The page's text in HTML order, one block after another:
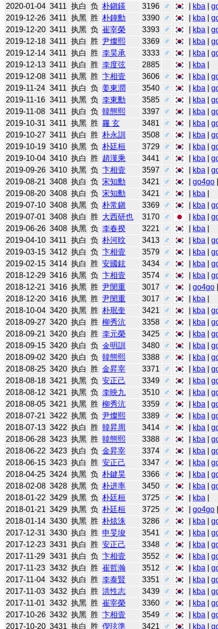
2020-01-04 3411 执白 负 朴鎭鍈 3196 ♂ kba |
2019-12-26 3411 执黑 胜 朴鐘勳 3390 ♂ kba |
2019-12-20 3411 执黑 负 崔宰榮 3393 ♂ kba |
2019-12-18 3411 执白 胜 尹燦熙 3369 ♂ kba |
2019-12-14 3411 执白 胜 李昊承 3333 ♂ kba |
2019-12-13 3411 执白 胜 李度弦 2885 kba
2019-12-08 3411 执黑 胜 卞相壹 3606 ♂ kba |
2019-11-24 3411 执白 负 姜東潤 3540 ♂ kba |
2019-11-16 3411 执黑 负 李東勳 3585 ♂ kba |
2019-11-08 3411 执白 负 韓態熙 3397 ♂ kba |
2019-10-31 3411 执黑 胜 羅 玄 3481 ♂ kba |
2019-10-27 3411 执白 胜 朴永訓 3508 ♂ kba |
2019-10-19 3410 执黑 负 朴廷桓 3729 ♂ kba |
2019-10-04 3410 执白 胜 趙漢乘 3441 ♂ kba |
2019-09-26 3410 执黑 负 卞相壹 3597 ♂ kba |
2019-08-21 3408 执白 负 宋知勳 3421 ♂ |go4go
2019-08-20 3408 执白 负 宋知勳 3421 ♂ kba
2019-07-10 3408 执黑 负 朴常鎭 3369 ♂ kba |
2019-07-01 3408 执白 胜 大西研也 3170 ♂ kba |
2019-06-26 3408 执黑 负 李春揆 3221 ♂ kba
2019-04-10 3411 执白 负 朴河旼 3413 ♂ kba |
2019-03-15 3412 执白 负 卞相壹 3579 ♂ kba |
2019-02-15 3414 执白 胜 安國鉉 3434 ♂ kba |
2018-12-29 3416 执黑 负 卞相壹 3574 ♂ kba |
2018-12-21 3416 执黑 胜 尹閔重 3017 ♂ |go4go
2018-12-20 3416 执黑 胜 尹閔重 3017 ♂ kba
2018-10-04 3420 执黑 胜 朴珉奎 3421 ♂ kba |
2018-09-27 3420 执白 胜 柳秀沆 3358 ♂ kba |
2018-09-21 3420 执白 胜 李元榮 3425 ♂ kba |
2018-09-15 3420 执白 负 金明訓 3480 ♂ kba |
2018-09-02 3420 执白 负 韓態熙 3388 ♂ kba |
2018-08-25 3420 执白 胜 金昇宰 3371 ♂ kba |
2018-08-18 3421 执黑 负 安正己 3349 ♂ kba |
2018-08-12 3421 执黑 负 李映九 3510 ♂ kba |
2018-08-05 3421 执黑 胜 柳秀沆 3359 ♂ kba |
2018-07-21 3422 执黑 负 尹燦熙 3389 ♂ kba |
2018-07-13 3422 执白 胜 韓昇周 3414 ♂ kba |
2018-06-28 3423 执黑 胜 韓態熙 3388 ♂ kba |
2018-06-22 3423 执白 负 金昇宰 3374 ♂ kba |
2018-06-15 3423 执白 胜 安正己 3347 ♂ kba |
2018-04-25 3424 执黑 负 朴鍵昊 3366 ♂ kba |
2018-02-08 3428 执黑 负 朴进率 3450 ♂ kba |
2018-01-22 3429 执黑 负 朴廷桓 3725 ♂ kba
2018-01-21 3429 执黑 负 朴廷桓 3725 ♂ |go4go
2018-01-14 3430 执黑 胜 朴炫洙 3286 ♂ kba |
2017-12-31 3430 执白 胜 申旻埈 3541 ♂ kba |
2017-12-23 3431 执白 胜 安正己 3348 ♂ kba |
2017-11-29 3431 执白 负 卞相壹 3552 ♂ kba |
2017-11-23 3432 执白 胜 崔哲瀚 3512 ♂ kba |
2017-11-04 3432 执白 胜 李泰賢 3351 ♂ kba |
2017-11-03 3432 执白 胜 洪性志 3439 ♂ kba |
2017-11-01 3432 执黑 胜 崔宰榮 3360 ♂ kba |
2017-10-26 3432 执黑 胜 卞相壹 3549 ♂ kba |
2017-10-20 3431 执白 胜 偰玹準 3421 ♂ kba |